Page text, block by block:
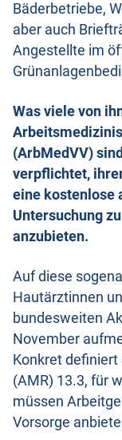
Bäderbetriebe,
aber auch
Angestellte im
Was viele von
(ArbMedVV)
verpflichtet,
eine kostenlose
Untersuchung
anzubieten.
Auf diese
Hautärztinnen
bundesweiten
November
Konkret definiert
(AMR) 13.3, für
müssen
Vorsorge